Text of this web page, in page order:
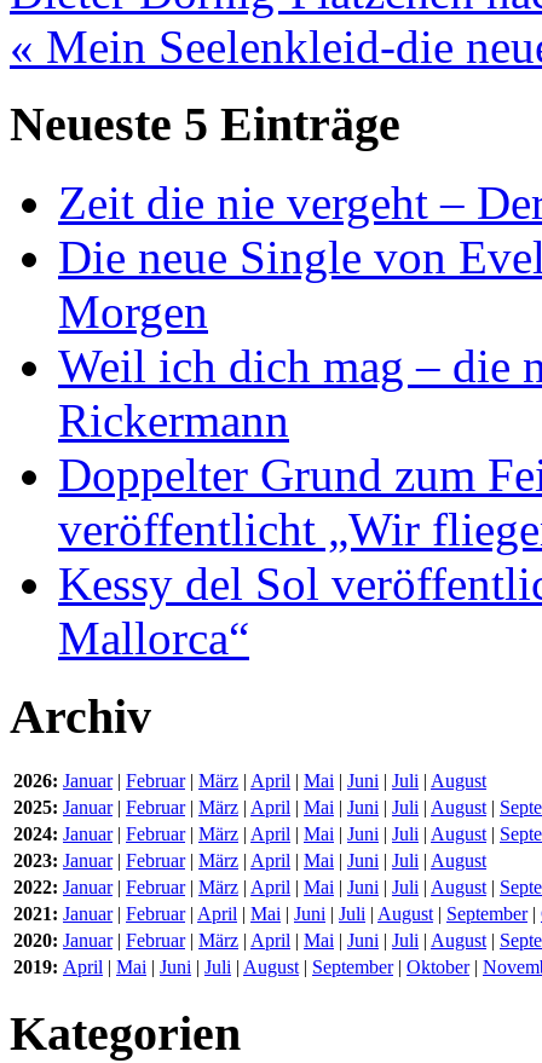
« Mein Seelenkleid-die
Neueste 5 Einträge
Zeit die nie vergeht –
Die neue Single von
Morgen
Weil ich dich mag – die
Rickermann
Doppelter Grund zum
veröffentlicht „Wir
Kessy del Sol
Mallorca“
Archiv
2026: Januar| Februar| März | April | Mai | Juni | Juli | August
2025: Januar| Februar| März | April | Mai | Juni | Juli | August|
2024: Januar| Februar| März | April | Mai | Juni | Juli | August|
2023: Januar| Februar| März | April | Mai | Juni | Juli | August
2022: Januar| Februar| März | April | Mai | Juni | Juli | August|
2021: Januar| Februar| April | Mai | Juni | Juli | August| September|
2020: Januar| Februar| März | April | Mai | Juni | Juli | August|
2019: April | Mai | Juni | Juli | August| September| Oktober|
Kategorien